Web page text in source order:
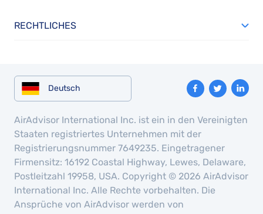
RECHTLICHES
Deutsch
AirAdvisor International Inc. ist ein in den Vereinigten
Staaten registriertes Unternehmen mit der
Registrierungsnummer 7649235. Eingetragener
Firmensitz: 16192 Coastal Highway, Lewes, Delaware,
Postleitzahl 19958, USA. Copyright © 2026 AirAdvisor
International Inc. Alle Rechte vorbehalten. Die
Ansprüche von AirAdvisor werden von